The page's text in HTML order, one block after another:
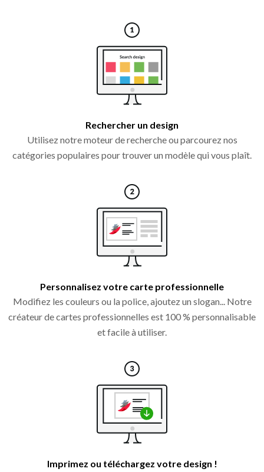
Rechercher un design
Utilisez notre moteur de recherche ou parcourez nos
catégories populaires pour trouver un modèle qui vous plaît.
Personnalisez votre carte professionnelle
Modifiez les couleurs ou la police, ajoutez un slogan... Notre
créateur de cartes professionnelles est 100 % personnalisable
et facile à utiliser.
Imprimez ou téléchargez votre design !